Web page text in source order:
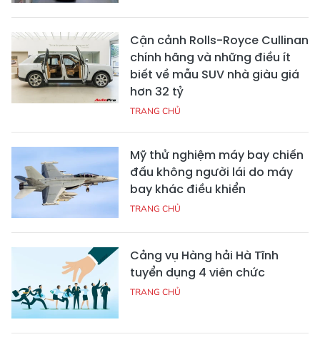
Cận cảnh Rolls-Royce Cullinan
chính hãng và những điều ít
biết về mẫu SUV nhà giàu giá
hơn 32 tỷ
TRANG CHỦ
Mỹ thử nghiệm máy bay chiến
đấu không người lái do máy
bay khác điều khiển
TRANG CHỦ
Cảng vụ Hàng hải Hà Tĩnh
tuyển dụng 4 viên chức
TRANG CHỦ